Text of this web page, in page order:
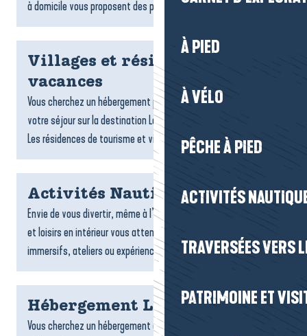
À PIED
À VÉLO
PÊCHE À PIED
ACTIVITÉS
TRAVERSÉES VERS
PATRIMOINE ET
à domicile vous proposent des plats gourmands,...
Villages et résidences
vacances
Vous cherchez un hébergement pratique et confortable pour
votre séjour sur la destination La Baule-Presqu’île de Guérande ?
Les résidences de tourisme et villages vacances sont...
Activités Nautiques
Envie de vous divertir, même à l’abri ? De nombreuses activités
et loisirs en intérieur vous attendent : jeux, sports, espaces
immersifs, ateliers ou expériences ludiques....
Hébergement La Turballe
Vous cherchez un hébergement à La Turballe ? Entre port de